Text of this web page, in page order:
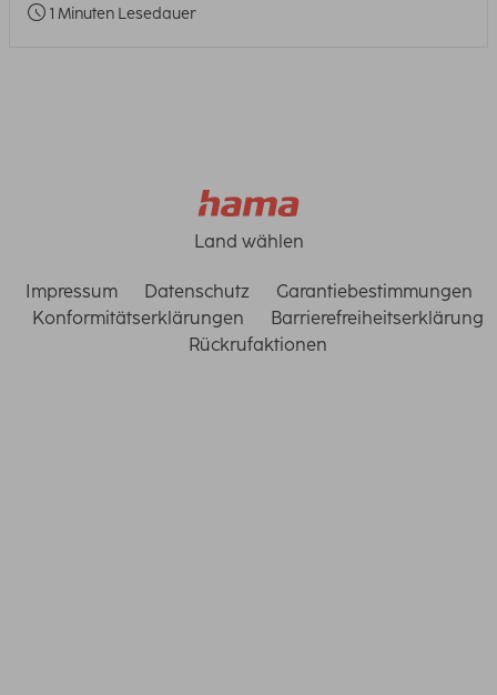
1 Minuten Lesedauer
Land wählen
Impressum Datenschutz
Garantiebestimmungen
Konformitätserklärungen
Barrierefreiheitserklärung
Rückrufaktionen